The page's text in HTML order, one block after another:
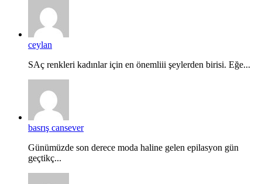
ceylan
SAç renkleri kadınlar için en önemliii şeylerden birisi. Eğe...
basrış cansever
Günümüzde son derece moda haline gelen epilasyon gün
geçtikç...